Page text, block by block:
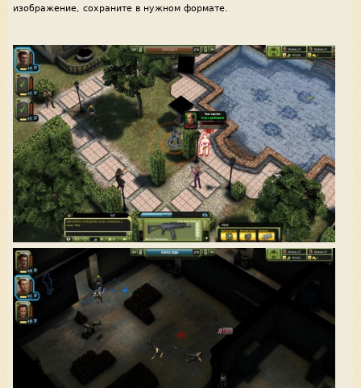
изображение, сохраните в нужном формате.